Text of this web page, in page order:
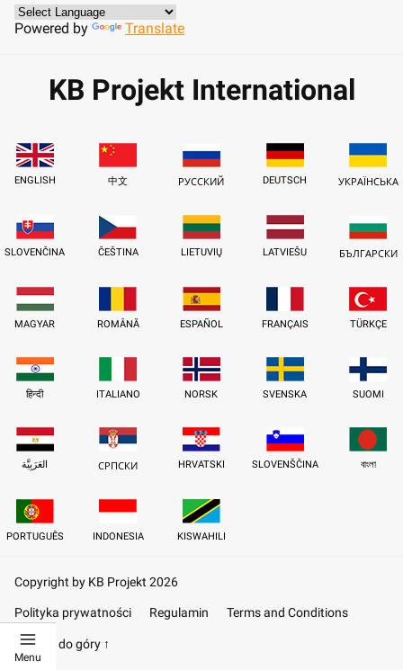
Powered by Translate
KB Projekt International
ENGLISH 中文 РУССКИЙ DEUTSCH УКРАЇНСЬКА
SLOVENČINA ČEŠTINA LIETUVIŲ LATVIEŠU БЪЛГАРСКИ
MAGYAR ROMÂNĂ ESPAÑOL FRANÇAIS TÜRKÇE
हिन्दी ITALIANO NORSK SVENSKA SUOMI
العَرَبِيَّة СРПСКИ HRVATSKI SLOVENŠČINA বাংলা
PORTUGUÊS INDONESIA KISWAHILI
Copyright by KB Projekt 2026
Polityka prywatności Regulamin Terms and Conditions
Powrót do góry ↑
Menu